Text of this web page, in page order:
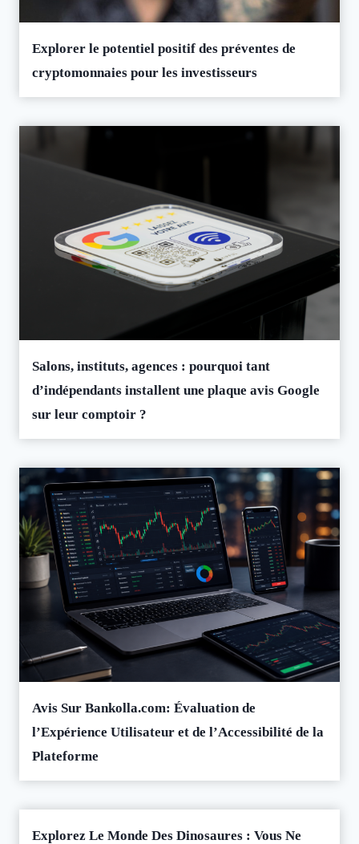
Explorer le potentiel positif des préventes de
cryptomonnaies pour les investisseurs
Salons, instituts, agences : pourquoi tant
d’indépendants installent une plaque avis Google
sur leur comptoir ?
Avis Sur Bankolla.com: Évaluation de
l’Expérience Utilisateur et de l’Accessibilité de la
Plateforme
Explorez Le Monde Des Dinosaures : Vous Ne